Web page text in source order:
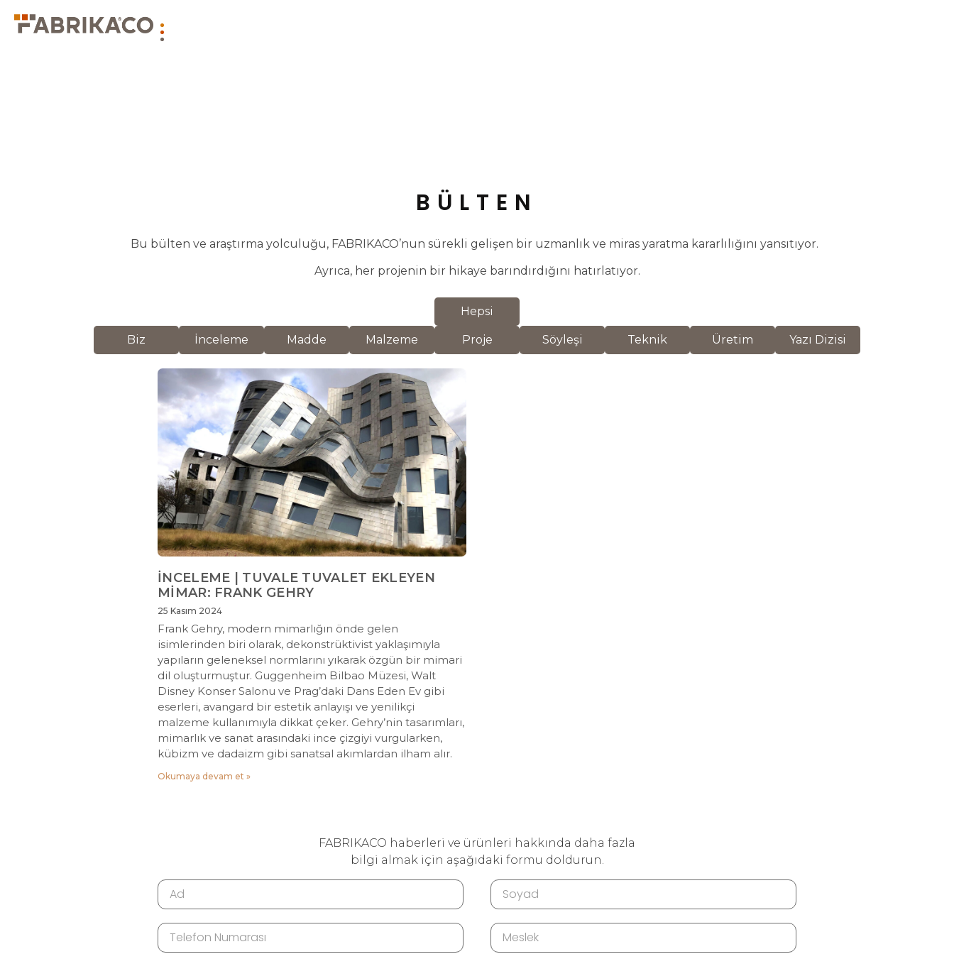
BÜLTEN
Bu bülten ve araştırma yolculuğu, FABRIKACO’nun sürekli gelişen bir uzmanlık ve miras yaratma kararlılığını yansıtıyor.
Ayrıca, her projenin bir hikaye barındırdığını hatırlatıyor.
Hepsi
Biz İnceleme Madde Malzeme Proje Söyleşi Teknik Üretim Yazı Dizisi
İNCELEME | TUVALE TUVALET EKLEYEN
MİMAR: FRANK GEHRY
25 Kasım 2024
Frank Gehry, modern mimarlığın önde gelen
isimlerinden biri olarak, dekonstrüktivist yaklaşımıyla
yapıların geleneksel normlarını yıkarak özgün bir mimari
dil oluşturmuştur. Guggenheim Bilbao Müzesi, Walt
Disney Konser Salonu ve Prag’daki Dans Eden Ev gibi
eserleri, avangard bir estetik anlayışı ve yenilikçi
malzeme kullanımıyla dikkat çeker. Gehry’nin tasarımları,
mimarlık ve sanat arasındaki ince çizgiyi vurgularken,
kübizm ve dadaizm gibi sanatsal akımlardan ilham alır.
Okumaya devam et »
FABRIKACO haberleri ve ürünleri hakkında daha fazla
bilgi almak için aşağıdaki formu doldurun.